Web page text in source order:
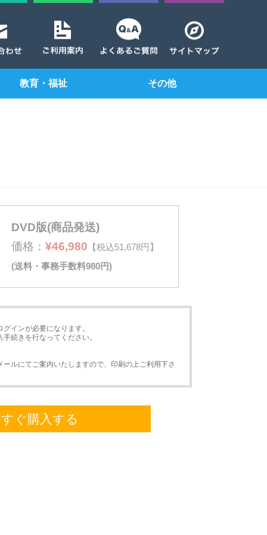
教育・福祉 その他
DVD版(商品発送)
価格： ¥46,980 【税込51,678円】
(送料・事務手数料980円)
インが必要になります。
続きを行なってください。
ルにてご案内いたしますので、印刷の上ご利用下さ
ぐ購入する